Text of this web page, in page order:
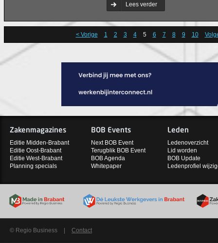
Lees verder
< Vorige 1 2 3 4 5 6 7 8 9 10
Zakenmagazines
Editie Midden-Brabant
Editie Oost-Brabant
Editie West-Brabant
Planning specials
BOB Events
Next BOB Event
Terugblik BOB Event
BOB Agenda
Whitepaper
Leden
Ledenoverzicht
Lid worden
BOB Update
Ledenprofiel
© Regio Business Contact